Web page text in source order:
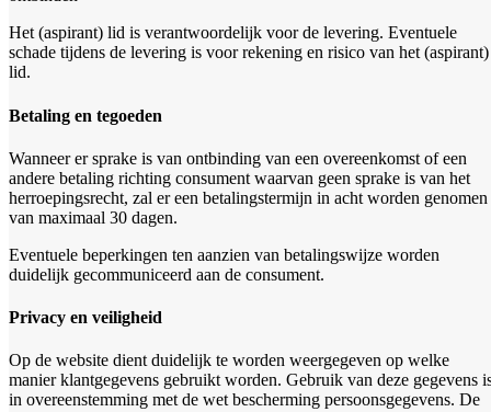
Het (aspirant) lid is verantwoordelijk voor de levering. Eventuele
schade tijdens de levering is voor rekening en risico van het (aspirant)
lid.
Betaling en tegoeden
Wanneer er sprake is van ontbinding van een overeenkomst of een
andere betaling richting consument waarvan geen sprake is van het
herroepingsrecht, zal er een betalingstermijn in acht worden genomen
van maximaal 30 dagen.
Eventuele beperkingen ten aanzien van betalingswijze worden
duidelijk gecommuniceerd aan de consument.
Privacy en veiligheid
Op de website dient duidelijk te worden weergegeven op welke
manier klantgegevens gebruikt worden. Gebruik van deze gegevens
in overeenstemming met de wet bescherming persoonsgegevens. De